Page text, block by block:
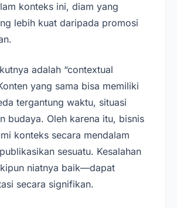
konteks ini, diam yang
lebih kuat daripada promosi
adalah “contextual
yang sama bisa memiliki
tergantung waktu, situasi
budaya. Oleh karena itu, bisnis
konteks secara mendalam
sesuatu. Kesalahan
niatnya baik—dapat
secara signifikan.